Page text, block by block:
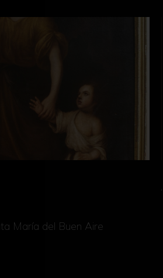
María del Buen Aire